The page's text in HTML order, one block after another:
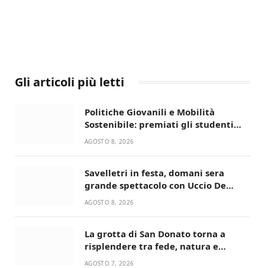
Gli articoli più letti
Politiche Giovanili e Mobilità
Sostenibile: premiati gli studenti
universitari del bando “La strada
AGOSTO 8, 2026
Savelletri in festa, domani sera
grande spettacolo con Uccio De
Santis
AGOSTO 8, 2026
La grotta di San Donato torna a
risplendere tra fede, natura e
devozione
AGOSTO 7, 2026